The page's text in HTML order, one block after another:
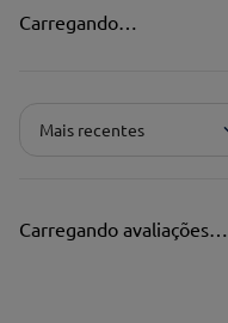
Carregando…
Título*
Pontuação*
Mais recentes
Carregando avaliações…